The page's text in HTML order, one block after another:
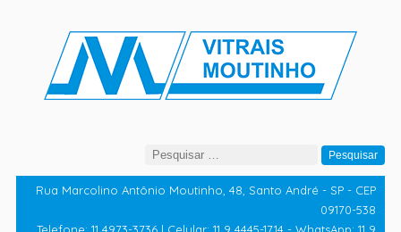
Pesquisar
por:
Rua Marcolino Antônio Moutinho, 48, Santo André - SP - CEP
09170-538